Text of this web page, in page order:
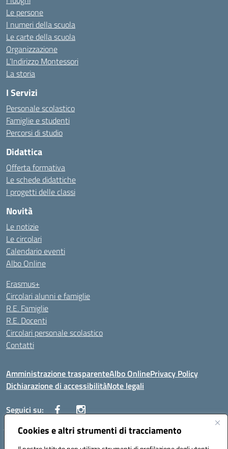
Cookies e altri strumenti di tracciamento
Le persone
I numeri della scuola
Le carte della scuola
Organizzazione
L’Indirizzo Montessori
La storia
I Servizi
Personale scolastico
Famiglie e studenti
Percorsi di studio
Didattica
Offerta formativa
Le schede didattiche
I progetti delle classi
Novità
Le notizie
Le circolari
Calendario eventi
Albo Online
Erasmus+
Circolari alunni e famiglie
R.E. Famiglie
R.E. Docenti
Circolari personale scolastico
Contatti
Amministrazione trasparenteAlbo OnlinePrivacy Policy
Dichiarazione di accessibilitàNote legali
Seguici su:
VIALE ITALIA , 13 91011 ALCAMO (TP)